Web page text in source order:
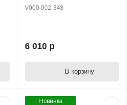
V000-002-348
6 010 р
В корзину
Новинка